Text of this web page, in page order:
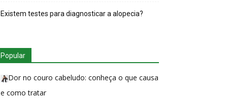
Existem testes para diagnosticar a alopecia?
Popular
Dor no couro cabeludo: conheça o que causa
e como tratar